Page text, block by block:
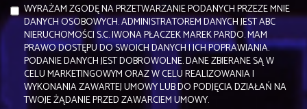
WYRAŻAM ZGODĘ NA PRZETWARZANIE PODANYCH PRZEZE MNIE
DANYCH OSOBOWYCH. ADMINISTRATOREM DANYCH JEST ABC
NIERUCHOMOŚCI S.C. IWONA PŁACZEK MAREK PARDO. MAM
PRAWO DOSTĘPU DO SWOICH DANYCH I ICH POPRAWIANIA.
PODANIE DANYCH JEST DOBROWOLNE. DANE ZBIERANE SĄ W
CELU MARKETINGOWYM ORAZ W CELU REALIZOWANIA I
WYKONANIA ZAWARTEJ UMOWY LUB DO PODJĘCIA DZIAŁAŃ NA
TWOJE ŻĄDANIE PRZED ZAWARCIEM UMOWY.